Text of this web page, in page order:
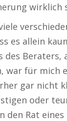
wirklich
es allein
des Beraters,
war für mich
gar nicht
oder
den Rat